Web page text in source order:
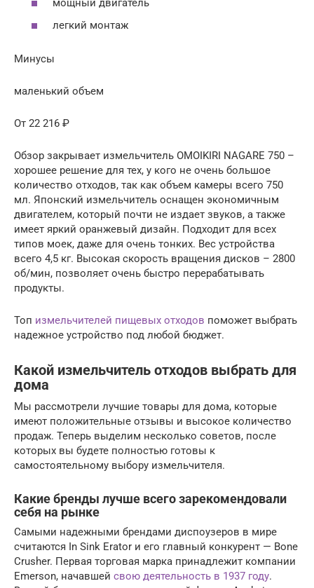
мощный двигатель
легкий монтаж
Минусы
маленький объем
От 22 216 ₽
Обзор закрывает измельчитель OMOIKIRI NAGARE 750 –
хорошее решение для тех, у кого не очень большое
количество отходов, так как объем камеры всего 750
мл. Японский измельчитель оснащен экономичным
двигателем, который почти не издает звуков, а также
имеет яркий оранжевый дизайн. Подходит для всех
типов моек, даже для очень тонких. Вес устройства
всего 4,5 кг. Высокая скорость вращения дисков – 2800
об/мин, позволяет очень быстро перерабатывать
продукты.
Топ измельчителей пищевых отходов поможет выбрать
надежное устройство под любой бюджет.
Какой измельчитель отходов выбрать для
дома
Мы рассмотрели лучшие товары для дома, которые
имеют положительные отзывы и высокое количество
продаж. Теперь выделим несколько советов, после
которых вы будете полностью готовы к
самостоятельному выбору измельчителя.
Какие бренды лучше всего зарекомендовали
себя на рынке
Самыми надежными брендами диспоузеров в мире
считаются In Sink Erator и его главный конкурент — Bone
Crusher. Первая торговая марка принадлежит компании
Emerson, начавшей свою деятельность в 1937 году.